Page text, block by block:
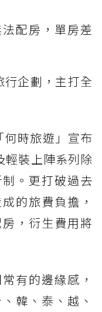
配房，單房差
行企劃，主打全
何時旅遊」宣布
輕裝上陣系列除
。更打破過去
的旅費負擔，
，衍生費用將
有的邊緣感，
韓、泰、越、